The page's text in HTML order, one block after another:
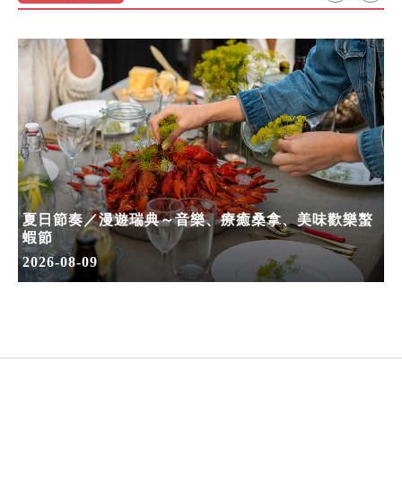
夏日節奏／漫遊瑞典～音樂、療癒桑拿、美味歡樂螯
蝦節
2026-08-09